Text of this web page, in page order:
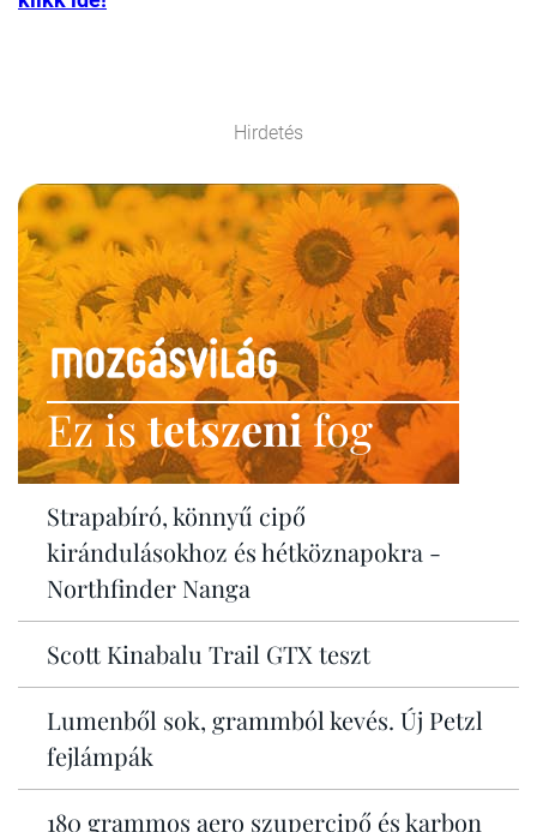
Hirdetés
Ez istetszenifog
Strapabíró, könnyű cipő
kirándulásokhoz és hétköznapokra -
Northfinder Nanga
Scott Kinabalu Trail GTX teszt
Lumenből sok, grammból kevés. Új Petzl
fejlámpák
180 grammos aero szupercipő és karbon